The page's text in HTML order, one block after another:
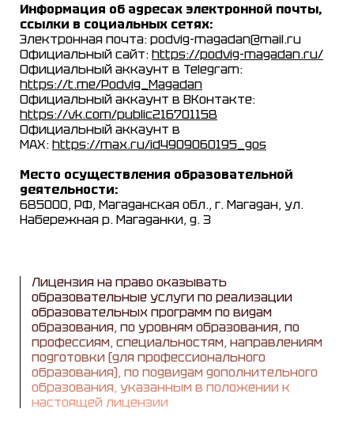
Информация об адресах электронной почты,
ссылки в социальных сетях:
Электронная почта: podvig-magadan@mail.ru
Официальный сайт:https://podvig-magadan.ru/
Официальный аккаунт в Telegram:
https://t.me/Podvig_Magadan
Официальный аккаунт в ВКонтакте:
https://vk.com/public216701158
Официальный аккаунт в
MAX:https://max.ru/id4909060195_gos
Место осуществления образовательной
деятельности:
685000, РФ, Магаданская обл., г. Магадан, ул.
Набережная р. Магаданки, д. 3
Лицензия на право оказывать
образовательные услуги по реализации
образовательных программ по видам
образования, по уровням образования, по
профессиям, специальностям, направлениям
подготовки (для профессионального
образования), по подвидам дополнительного
образования, указанным в положении к
настоящей лицензии